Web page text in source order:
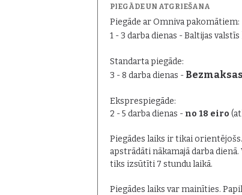
PIEGĀDE UN ATGRIEŠANA
Piegāde ar Omniva pakomātiem:
1 - 3 darba dienas - Baltijas valstīs
Standarta piegāde:
3 - 8 darba dienas - Bezmaksas
Eksprespiegāde:
2 - 5 darba dienas - no 18 eiro
Piegādes laiks ir tikai
apstrādāti nākamajā darba
tiks izsūtīti 7 stundu laikā.
Piegādes laiks var mainīties.